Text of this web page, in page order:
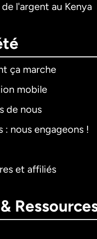
l'argent au Kenya
ça marche
mobile
de nous
: nous engageons !
et affiliés